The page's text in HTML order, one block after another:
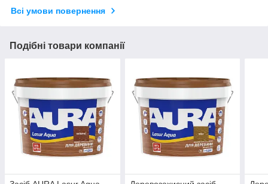
Всі умови повернення
Подібні товари компанії